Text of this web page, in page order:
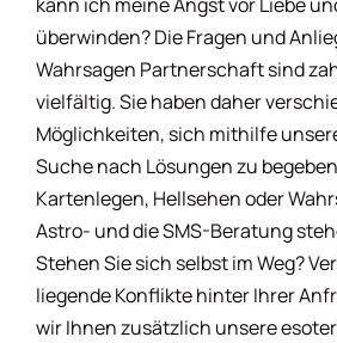
überwinden? Die Fragen und
Wahrsagen Partnerschaft sind
vielfältig. Sie haben daher
Möglichkeiten, sich mithilfe
Suche nach Lösungen zu
Kartenlegen, Hellsehen oder
Astro- und die SMS-Beratung
Stehen Sie sich selbst im Weg?
liegende Konflikte hinter Ihrer
wir Ihnen zusätzlich unsere